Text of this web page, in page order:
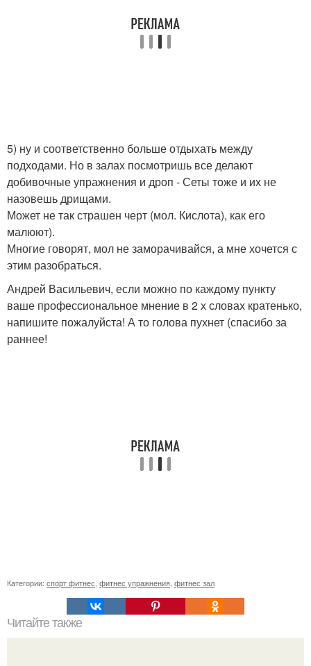
5) ну и соответственно больше отдыхать между
подходами. Но в залах посмотришь все делают
добивочные упражнения и дроп - Сеты тоже и их не
назовешь дрищами.
Может не так страшен черт (мол. Кислота), как его
малюют).
Многие говорят, мол не заморачивайся, а мне хочется с
этим разобраться.
Андрей Васильевич, если можно по каждому пункту
ваше профессиональное мнение в 2 х словах кратенько,
напишите пожалуйста! А то голова пухнет (спасибо за
раннее!
Категории: спорт фитнес фитнес упражнения фитнес зал
Читайте также